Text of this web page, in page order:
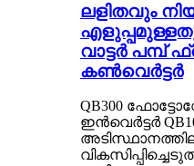
ലളിതവും
വാട്ടർ പമ്പ്
കൺവെർട്ടർ
QB300
ഇൻവെർട്ടർ